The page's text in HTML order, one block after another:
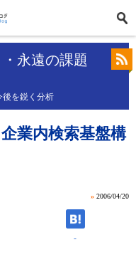
永遠の課題
後を鋭く分析
業内検索基盤構
» 2006/04/20
-